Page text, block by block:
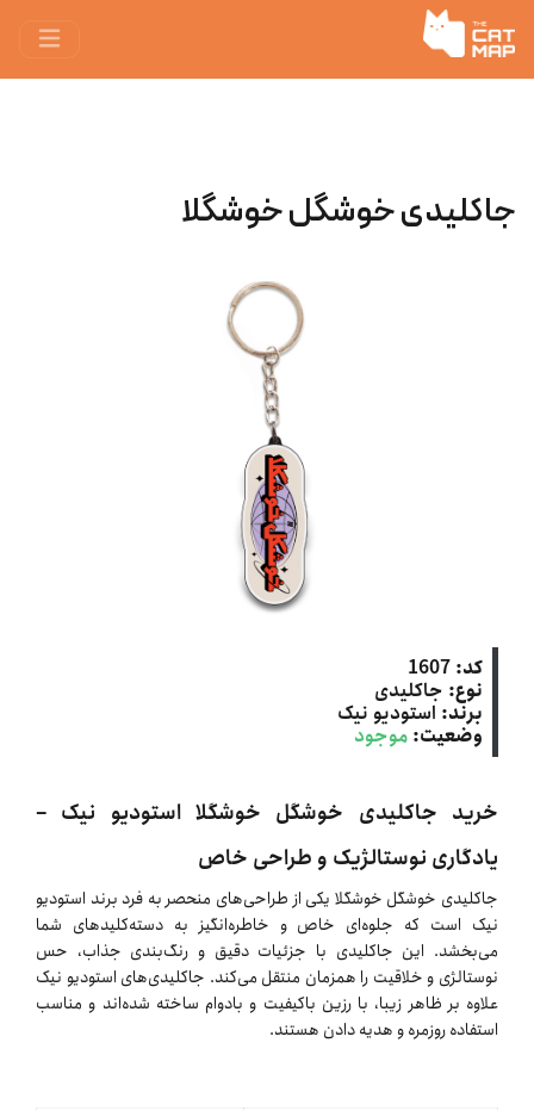
جاکلیدی خوشگل خوشگلا
کد: 1607
نوع: جاکلیدی
برند: استودیو نیک
وضعیت: موجود
خرید جاکلیدی خوشگل خوشگلا استودیو نیک –
یادگاری نوستالژیک و طراحی خاص
جاکلیدی خوشگل خوشگلا یکی از طراحی‌های منحصر به فرد برند استودیو
نیک است که جلوه‌ای خاص و خاطره‌انگیز به دسته‌کلیدهای شما
می‌بخشد. این جاکلیدی با جزئیات دقیق و رنگ‌بندی جذاب، حس
نوستالژی و خلاقیت را همزمان منتقل می‌کند. جاکلیدی‌های استودیو نیک
علاوه بر ظاهر زیبا، با رزین باکیفیت و بادوام ساخته شده‌اند و مناسب
استفاده روزمره و هدیه دادن هستند.